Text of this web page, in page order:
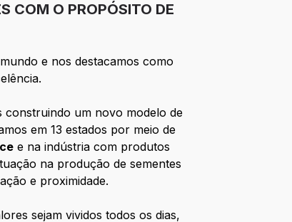
COM O PROPÓSITO DE
e nos destacamos como
construindo um novo modelo de
em 13 estados por meio de
e na indústria com produtos
na produção de sementes
e proximidade.
sejam vividos todos os dias,